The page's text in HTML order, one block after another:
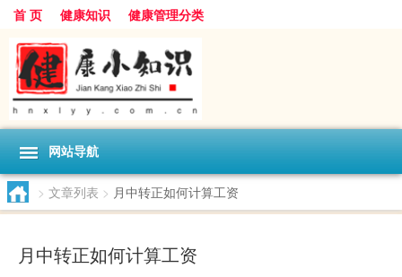
首 页 健康知识 健康管理分类
网站导航
> 文章列表 > 月中转正如何计算工资
月中转正如何计算工资